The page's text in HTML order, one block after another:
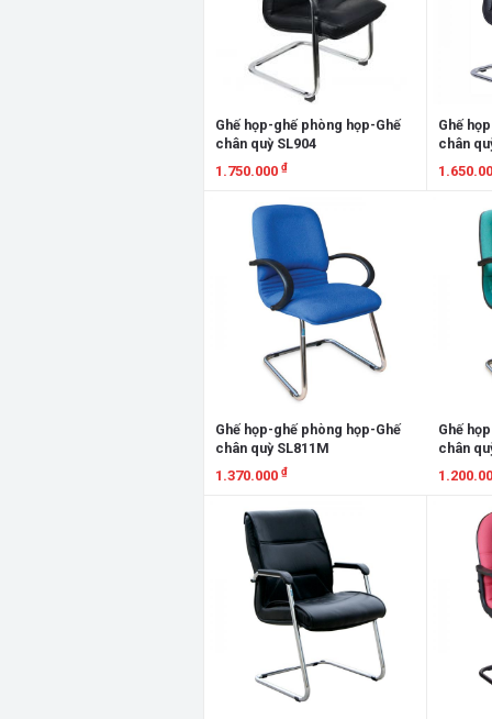
Ghế họp-ghế phòng họp-Ghế
chân quỳ SL904
1.750.000 ₫
Xem chi tiết
Ghế
chân
Ghế họp-ghế phòng họp-Ghế
chân quỳ SL811M
1.370.000 ₫
Xem chi tiết
Ghế
chân
Xem